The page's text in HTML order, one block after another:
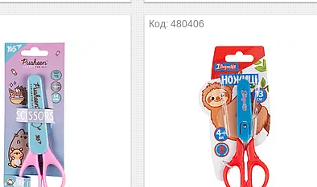
480406